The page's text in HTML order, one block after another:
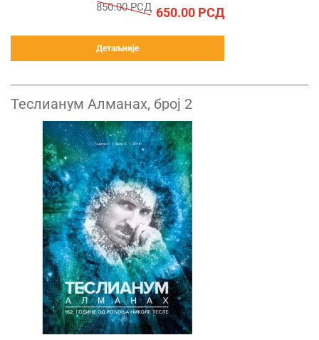
850.00РСД 650.00 РСД
Детаљније
Теслианум Алманах, број 2